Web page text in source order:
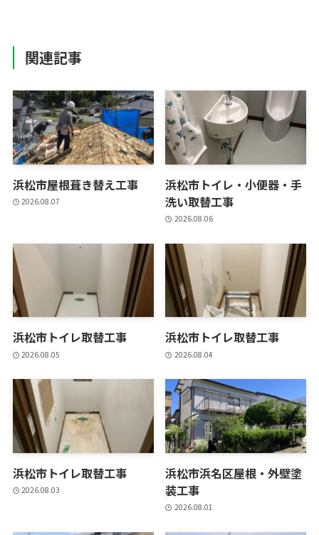
関連記事
浜松市屋根葺き替え工事
2026.08.07
浜松市トイレ・小便器・手
洗い取替工事
2026.08.06
浜松市トイレ取替工事
2026.08.05
浜松市トイレ取替工事
2026.08.04
浜松市トイレ取替工事
2026.08.03
浜松市浜名区屋根・外壁塗
装工事
2026.08.01